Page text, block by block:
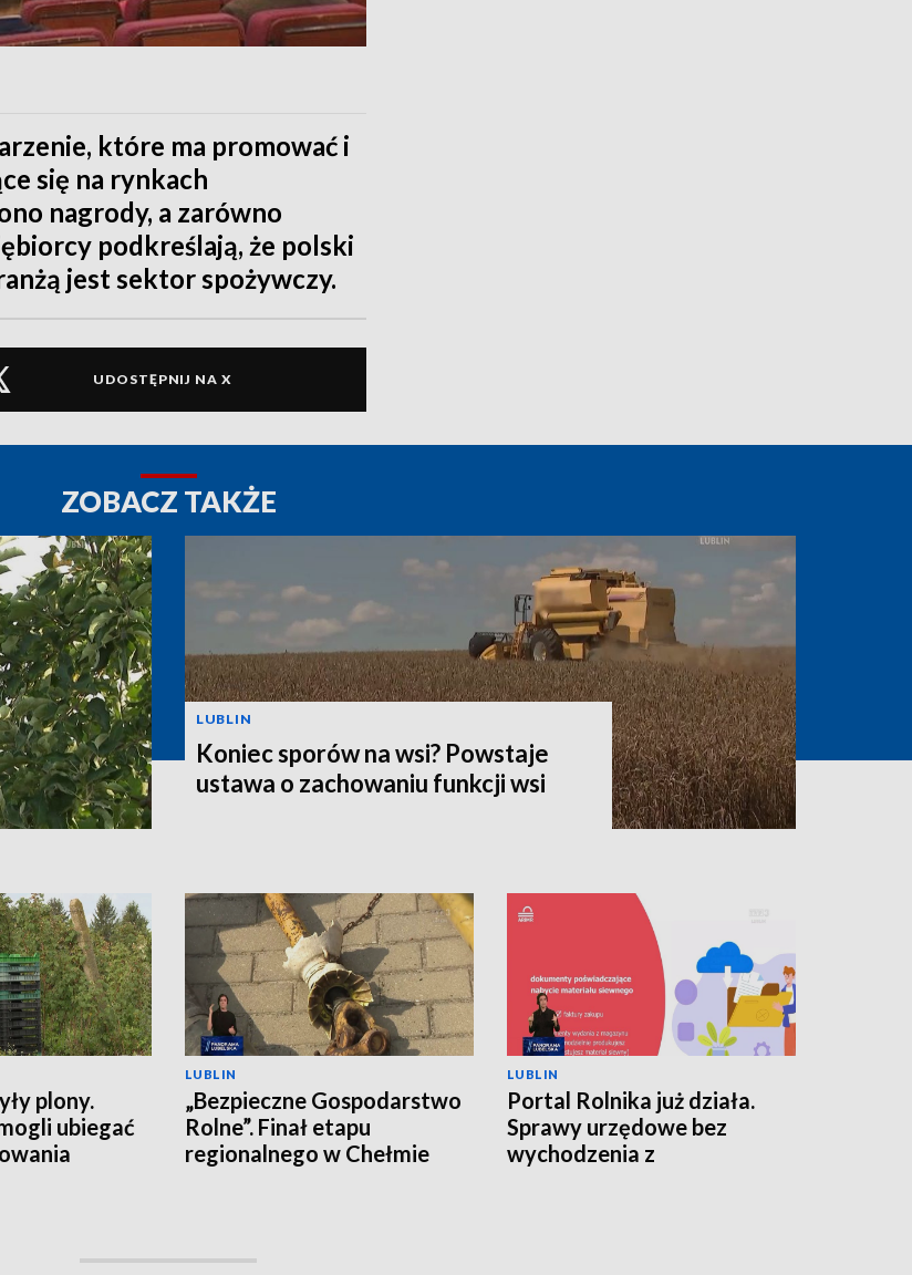
które ma promować i
się na rynkach
nagrody, a zarówno
podkreślają, że polski
jest sektor spożywczy.
UDOSTĘPNIJ NA X
ZOBACZ TAKŻE
LUBLIN
Koniec sporów na wsi? Powstaje
ustawa o zachowaniu funkcji wsi
plony.
ubiegać
LUBLIN
„Bezpieczne Gospodarstwo
Rolne”. Finał etapu
regionalnego w Chełmie
LUBLIN
Portal Rolnika już działa.
Sprawy urzędowe bez
wychodzenia z